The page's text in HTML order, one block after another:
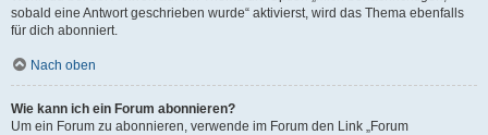
sobald eine Antwort geschrieben wurde“ aktivierst, wird das Thema ebenfalls
für dich abonniert.
Nach oben
Wie kann ich ein Forum abonnieren?
Um ein Forum zu abonnieren, verwende im Forum den Link „Forum